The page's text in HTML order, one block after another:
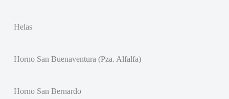
Helas
Horno San Buenaventura (Pza. Alfalfa)
Horno San Bernardo